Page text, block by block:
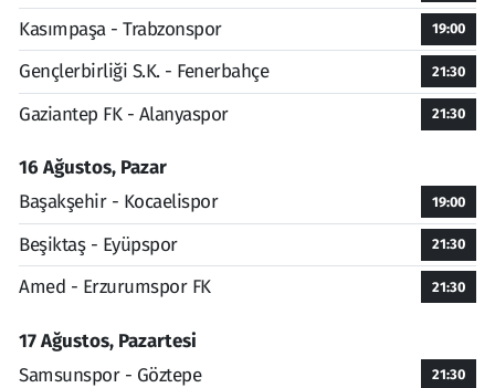
Kasımpaşa - Trabzonspor 19:00
Gençlerbirliği S.K. - Fenerbahçe 21:30
Gaziantep FK - Alanyaspor 21:30
16 Ağustos, Pazar
Başakşehir - Kocaelispor
19:00
Beşiktaş - Eyüpspor 21:30
Amed - Erzurumspor FK 21:30
17 Ağustos, Pazartesi
Samsunspor - Göztepe
21:30